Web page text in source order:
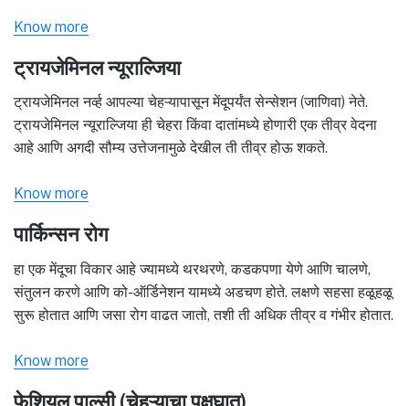
Know more
ट्रायजेमिनल न्यूराल्जिया
ट्रायजेमिनल नर्व्ह आपल्या चेहऱ्यापासून मेंदूपर्यंत सेन्सेशन (जाणिवा) नेते.
ट्रायजेमिनल न्यूराल्जिया ही चेहरा किंवा दातांमध्ये होणारी एक तीव्र वेदना
आहे आणि अगदी सौम्य उत्तेजनामुळे देखील ती तीव्र होऊ शकते.
Know more
पार्किन्सन रोग
हा एक मेंदूचा विकार आहे ज्यामध्ये थरथरणे, कडकपणा येणे आणि चालणे,
संतुलन करणे आणि को-ऑर्डिनेशन यामध्ये अडचण होते. लक्षणे सहसा हळूहळू
सुरू होतात आणि जसा रोग वाढत जातो, तशी ती अधिक तीव्र व गंभीर होतात.
Know more